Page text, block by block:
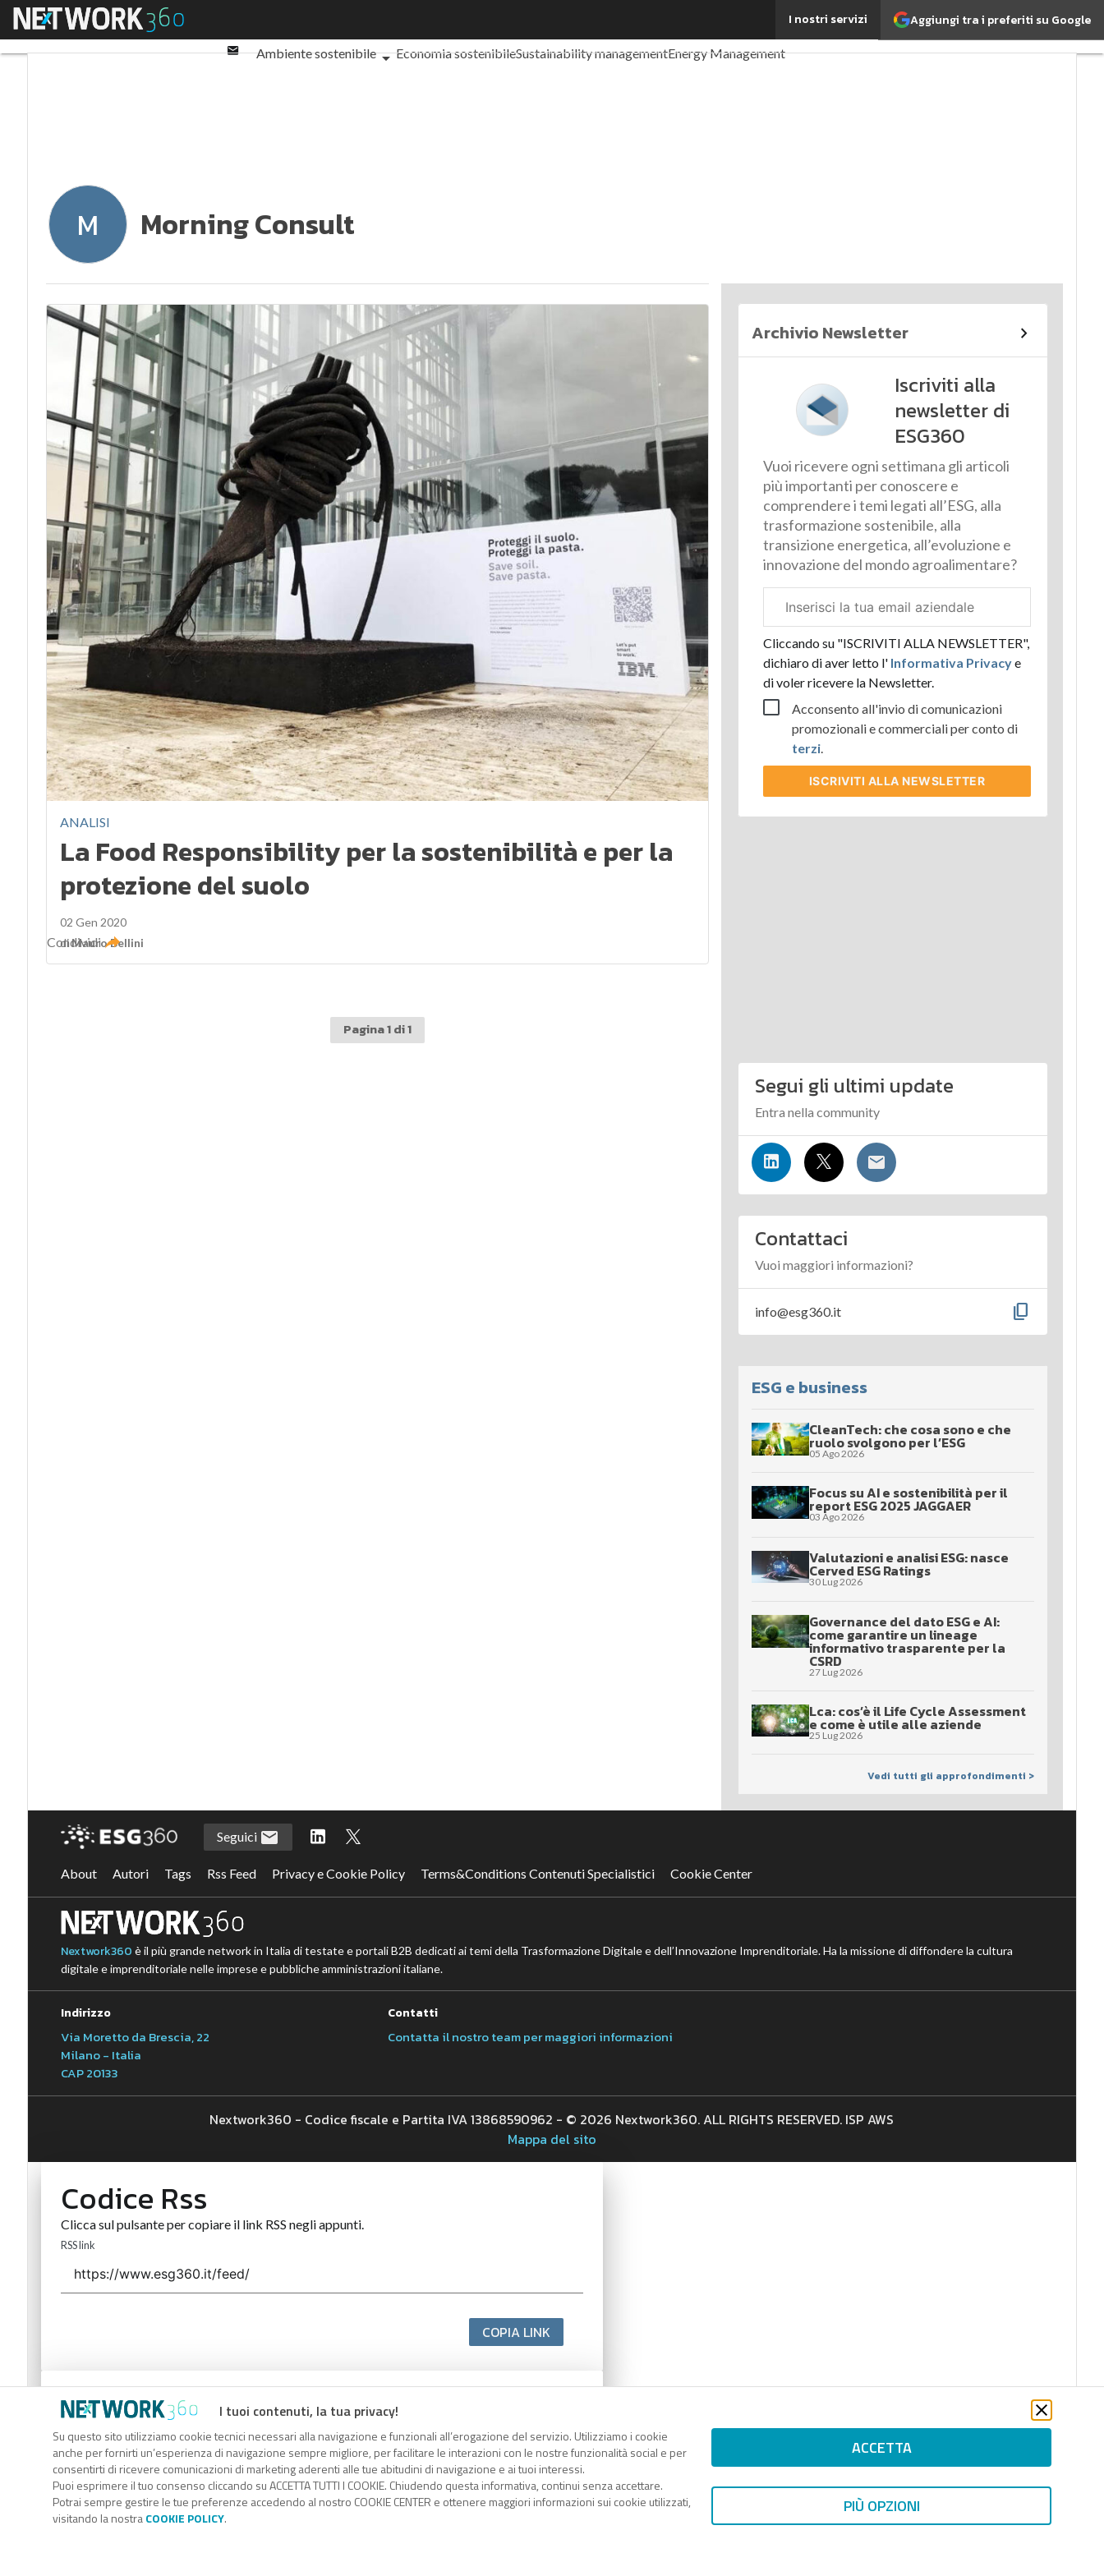
Aggiungi tra i preferiti su Google
I nostri servizi
Menu
Email
Sostenibilità: perché è importante?
Ambiente sostenibile
Economia sostenibileSustainability managementEnergy Management
M Morning Consult
ANALISI
La Food Responsibility per la sostenibilità e per la
protezione del suolo
02 Gen 2020
diMauro Bellini
Condividi
Pagina 1 di 1
Archivio Newsletter
Iscriviti alla
newsletter di
ESG360
Vuoi ricevere ogni settimana gli articoli
più importanti per conoscere e
comprendere i temi legati all’ESG, alla
trasformazione sostenibile, alla
transizione energetica, all’evoluzione e
innovazione del mondo agroalimentare?
aziendale
Cliccando su "ISCRIVITI ALLA NEWSLETTER",
dichiaro di aver letto l'Informativa Privacye
di voler ricevere la Newsletter.
Acconsento all'invio di comunicazioni
promozionali e commerciali per conto di
terzi.
ISCRIVITI ALLA NEWSLETTER
Segui gli ultimi update
Entra nella community
Contattaci
Vuoi maggiori informazioni?
info@esg360.it content_copy
ESG e business
CleanTech: che cosa sono e che
ruolo svolgono per l’ESG
05 Ago 2026
Focus su AI e sostenibilità per il
report ESG 2025 JAGGAER
03 Ago 2026
Valutazioni e analisi ESG: nasce
Cerved ESG Ratings
30 Lug 2026
Governance del dato ESG e AI:
come garantire un lineage
informativo trasparente per la
CSRD
27 Lug 2026
Lca: cos’è il Life Cycle Assessment
e come è utile alle aziende
25 Lug 2026
Vedi tutti gli approfondimenti >
I tuoi contenuti, la tua privacy!
Su questo sito utilizziamo cookie tecnici necessari alla navigazione e funzionali all’erogazione del servizio. Utilizziamo i cookie
anche per fornirti un’esperienza di navigazione sempre migliore, per facilitare le interazioni con le nostre funzionalità social e per
consentirti di ricevere comunicazioni di marketing aderenti alle tue abitudini di navigazione e ai tuoi interessi.
Puoi esprimere il tuo consenso cliccando su ACCETTA TUTTI I COOKIE. Chiudendo questa informativa, continui senza accettare.
Potrai sempre gestire le tue preferenze accedendo al nostro COOKIE CENTER e ottenere maggiori informazioni sui cookie utilizzati,
visitando la nostraCOOKIE POLICY.
ACCETTA
PIÙ OPZIONI
Seguici
About Autori Tags Rss Feed Privacy e Cookie Policy Terms&Conditions Contenuti Specialistici Cookie Center
Nextwork360 è il più grande network in Italia di testate e portali B2B dedicati ai temi della Trasformazione Digitale e dell’Innovazione Imprenditoriale. Ha la missione di diffondere la cultura
digitale e imprenditoriale nelle imprese e pubbliche amministrazioni italiane.
Indirizzo
Via Moretto da Brescia, 22
Milano - Italia
CAP 20133
Contatti
Contatta il nostro team per maggiori informazioni
Nextwork360 - Codice fiscale e Partita IVA 13868590962 - © 2026 Nextwork360. ALL RIGHTS RESERVED. ISP AWS
Mappa del sito
Codice Rss
Clicca sul pulsante per copiare il link RSS negli appunti.
RSS link
COPIA LINK
Codice Rss
Clicca sul pulsante per copiare il link RSS negli appunti.
RSS link